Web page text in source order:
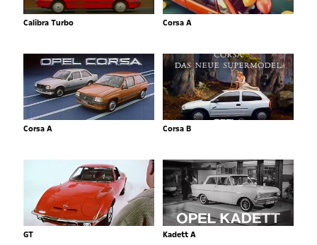
Calibra Turbo Corsa A
Corsa A Corsa B
GT Kadett A